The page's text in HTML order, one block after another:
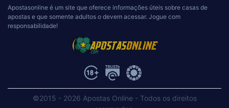
Apostasonline é um site que oferece informações úteis sobre casas de
apostas e que somente adultos o devem acessar. Jogue com
responsabilidade!
©2015 - 2026 Apostas Online - Todos os direitos